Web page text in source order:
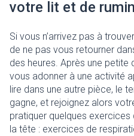
votre lit et de
Si vous n’arrivez pas à
de ne pas vous retourner
des heures. Après une petite
vous adonner à une activité
lire dans une autre pièce, le
gagne, et rejoignez alors
pratiquer quelques
la tête : exercices de